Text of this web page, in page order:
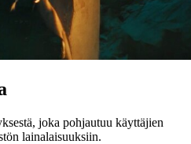
joka pohjautuu käyttäjien
lainalaisuuksiin.